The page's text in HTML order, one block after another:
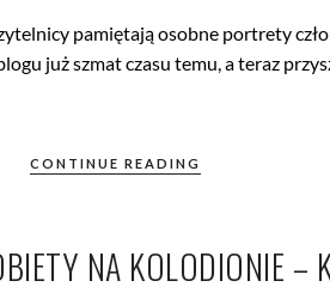
pamiętają osobne portrety
już szmat czasu temu, a teraz
CONTINUE READING
NA KOLODIONIE –